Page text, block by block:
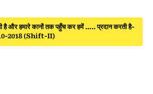
है और हमारे कानों तक पहुँच कर हमें ….. प्रदान करती है-
2018 (Shift-II)